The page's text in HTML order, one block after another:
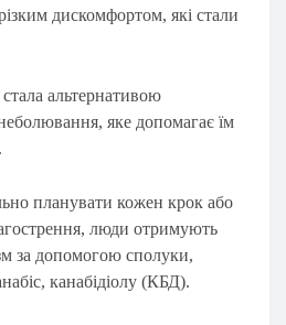
дискомфортом, які стали
стала альтернативою
яке допомагає їм
планувати кожен крок або
люди отримують
за допомогою сполуки,
канабідіолу (КБД).